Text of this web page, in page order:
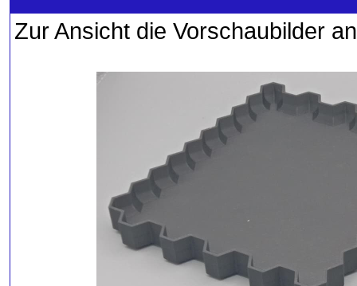
Zur Ansicht die Vorschaubilder